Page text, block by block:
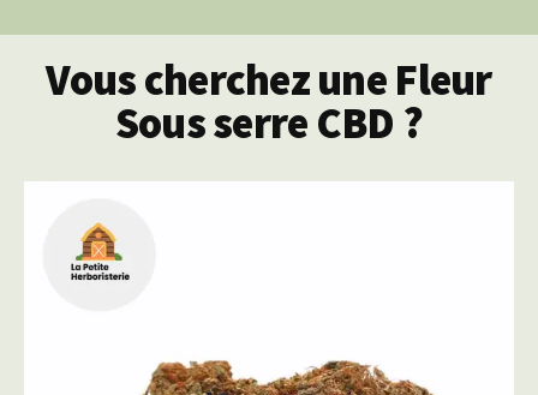
Vous cherchez une Fleur
Sous serre CBD ?